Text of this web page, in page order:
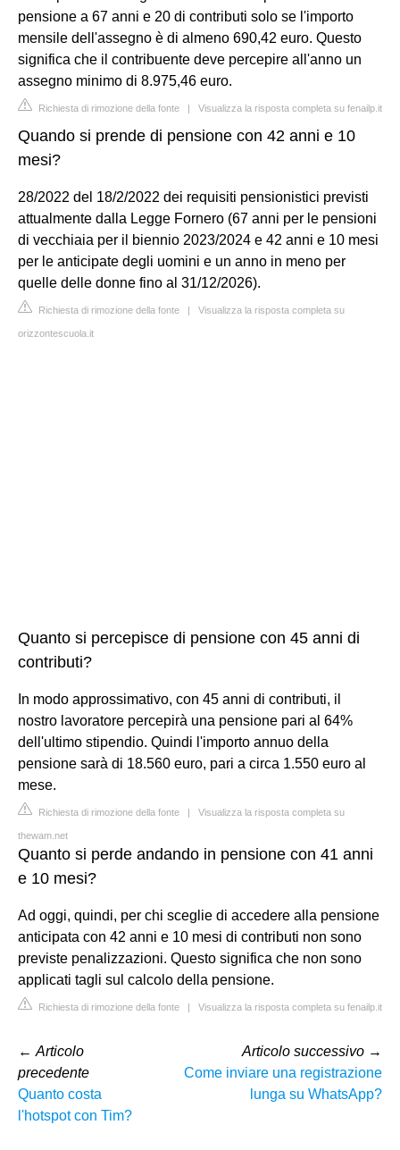
pensione a 67 anni e 20 di contributi solo se l'importo
mensile dell'assegno è di almeno 690,42 euro. Questo
significa che il contribuente deve percepire all'anno un
assegno minimo di 8.975,46 euro.
Richiesta di rimozione della fonte | Visualizza la risposta completa su fenailp.it
Quando si prende di pensione con 42 anni e 10
mesi?
28/2022 del 18/2/2022 dei requisiti pensionistici previsti
attualmente dalla Legge Fornero (67 anni per le pensioni
di vecchiaia per il biennio 2023/2024 e 42 anni e 10 mesi
per le anticipate degli uomini e un anno in meno per
quelle delle donne fino al 31/12/2026).
Richiesta di rimozione della fonte | Visualizza la risposta completa su
orizzontescuola.it
Quanto si percepisce di pensione con 45 anni di
contributi?
In modo approssimativo, con 45 anni di contributi, il
nostro lavoratore percepirà una pensione pari al 64%
dell'ultimo stipendio. Quindi l'importo annuo della
pensione sarà di 18.560 euro, pari a circa 1.550 euro al
mese.
Richiesta di rimozione della fonte | Visualizza la risposta completa su
thewam.net
Quanto si perde andando in pensione con 41 anni
e 10 mesi?
Ad oggi, quindi, per chi sceglie di accedere alla pensione
anticipata con 42 anni e 10 mesi di contributi non sono
previste penalizzazioni. Questo significa che non sono
applicati tagli sul calcolo della pensione.
Richiesta di rimozione della fonte | Visualizza la risposta completa su fenailp.it
← Articolo
precedente
Quanto costa
l'hotspot con Tim?
Articolo successivo →
Come inviare una registrazione
lunga su WhatsApp?